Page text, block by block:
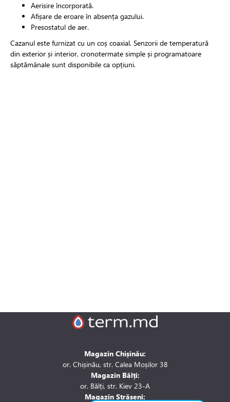
Aerisire încorporată.
Afișare de eroare în absența gazului.
Presostatul de aer.
Cazanul este furnizat cu un coș coaxial. Senzorii de temperatură
din exterior și interior, cronotermate simple și programatoare
săptămânale sunt disponibile ca opțiuni.
Magazin Chișinău:
or. Chișinău, str. Calea Moșilor 38
Magazin Bălți:
or. Bălți, str. Kiev 23-A
Magazin Strășeni: